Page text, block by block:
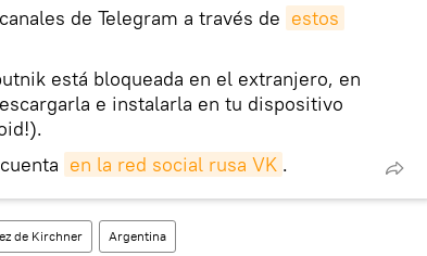
de Telegram a través de estos
está bloqueada en el extranjero, en
e instalarla en tu dispositivo
en la red social rusa VK .
de Kirchner Argentina